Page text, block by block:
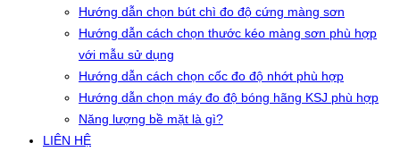
Hướng dẫn chọn bút chì đo độ cứng màng sơn
Hướng dẫn cách chọn thước kéo màng sơn phù hợp
với mẫu sử dụng
Hướng dẫn cách chọn cốc đo độ nhớt phù hợp
Hướng dẫn chọn máy đo độ bóng hãng KSJ phù hợp
Năng lượng bề mặt là gì?
LIÊN HỆ